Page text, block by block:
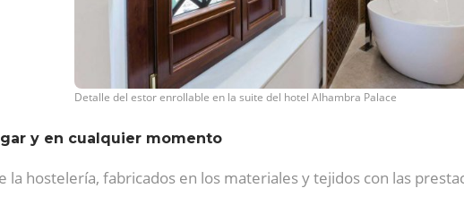
Detalle del estor enrollable en la suite del hotel Alhambra Palace
y en cualquier momento
la hostelería, fabricados en los materiales y tejidos con las